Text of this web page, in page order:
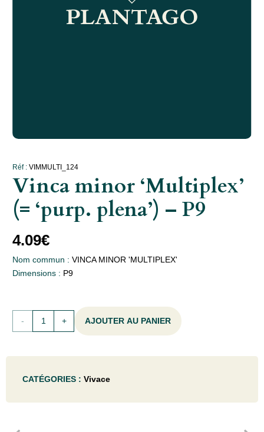
Réf : VIMMULTI_124
Vinca minor ‘Multiplex’
(= ‘purp. plena’) – P9
4.09€
Nom commun : VINCA MINOR 'MULTIPLEX'
Dimensions : P9
quantité
minor
'Multiplex'
AJOUTER AU PANIER
CATÉGORIES : Vivace